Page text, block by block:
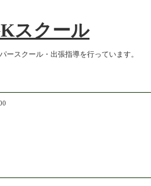
スクール
ースクール・出張指導を行っています。